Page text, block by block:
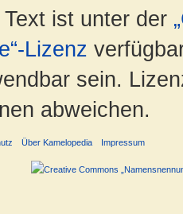
Text ist unter der
Lizenz
sein.
abweichen.
Über Kamelopedia Impressum